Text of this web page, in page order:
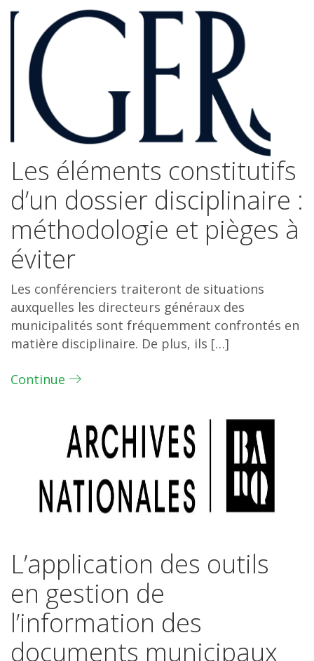
Les éléments constitutifs
d’un dossier disciplinaire :
méthodologie et pièges à
éviter
Les conférenciers traiteront de situations
auxquelles les directeurs généraux des
municipalités sont fréquemment confrontés en
matière disciplinaire. De plus, ils […]
Continue
L’application des outils
en gestion de
l’information des
documents municipaux